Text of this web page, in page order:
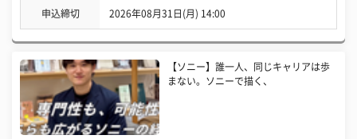
申込締切 2026年08月31日(月) 14:00
【ソニー】誰一人、同じキャリアは歩
まない。ソニーで描く、